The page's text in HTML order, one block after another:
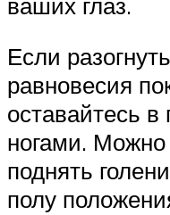
Если
равновесия
оставайтесь в
ногами. Можно
поднять
полу